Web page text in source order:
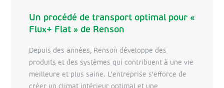
Un procédé de transport optimal pour «
Flux+ Flat » de Renson
Depuis des années, Renson développe des
produits et des systèmes qui contribuent à une vie
meilleure et plus saine. L'entreprise s'efforce de